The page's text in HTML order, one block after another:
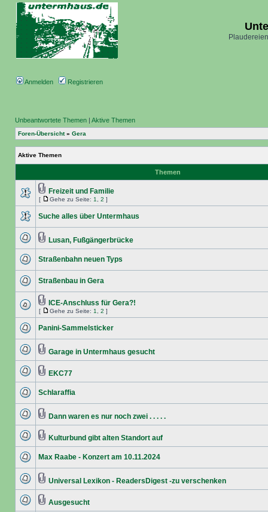
Anmelden Registrieren
Unbeantwortete Themen | Aktive Themen
Foren-Übersicht» Gera
Aktive Themen
Themen
Freizeit und Familie
[ Gehe zu Seite: 1 2 ]
Suche alles über Untermhaus
Lusan, Fußgängerbrücke
Straßenbahn neuen Typs
Straßenbau in Gera
ICE-Anschluss für Gera?!
[ Gehe zu Seite: 1 2 ]
Panini-Sammelsticker
Garage in Untermhaus gesucht
EKC77
Schlaraffia
Dann waren es nur noch zwei . . . . .
Kulturbund gibt alten Standort auf
Max Raabe - Konzert am 10.11.2024
Universal Lexikon - ReadersDigest -zu verschenken
Ausgesucht